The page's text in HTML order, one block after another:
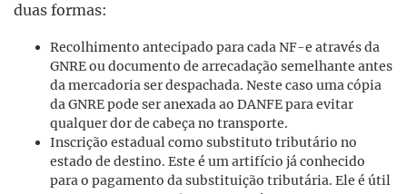
duas formas:
Recolhimento antecipado para cada NF-e através da
GNRE ou documento de arrecadação semelhante antes
da mercadoria ser despachada. Neste caso uma cópia
da GNRE pode ser anexada ao DANFE para evitar
qualquer dor de cabeça no transporte.
Inscrição estadual como substituto tributário no
estado de destino. Este é um artifício já conhecido
para o pagamento da substituição tributária. Ele é útil